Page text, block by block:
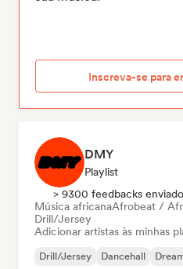
Inscreva-se para
DMY
Playlist
> 9300 feedbacks
Música africanaAfrobeat /
Drill/Jersey
Adicionar artistas às minhas
Drill/Jersey Dancehall